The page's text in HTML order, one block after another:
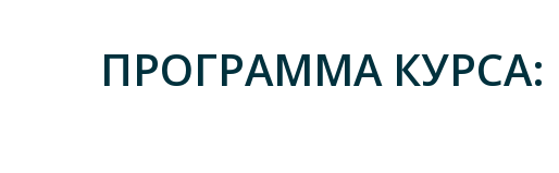
ПРОГРАММА КУРСА: